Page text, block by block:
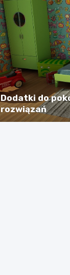
Dodatki do
rozwiązań